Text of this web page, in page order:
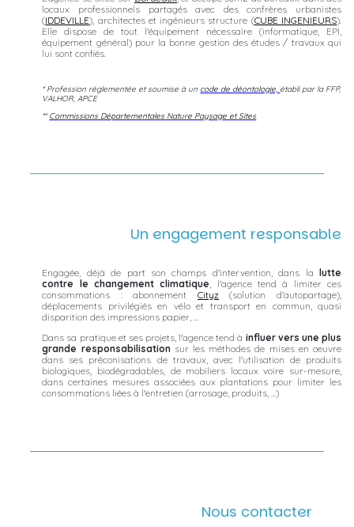
locaux professionnels partagés avec des confrères urbanistes
(IDDEVILLE), architectes et ingénieurs structure (CUBE INGENIEURS).
Elle dispose de tout l'équipement nécessaire (informatique, EPI,
équipement général) pour la bonne gestion des études / travaux qui
lui sont confiés.
* Profession réglementée et soumise à un code de déontologie, établi par la FFP,
VALHOR, APCE
**Commissions Départementales Nature Paysage et Sites
Un engagement responsable
Engagée, déjà de part son champs d'intervention, dans la lutte
contre le changement climatique, l'agence tend à limiter ces
consommations : abonnement Cityz (solution d'autopartage),
déplacements privilégiés en vélo et transport en commun, quasi
disparition des impressions papier, ...
Dans sa pratique et ses projets, l'agence tend à influer vers une plus
grande responsabilisationsur les méthodes de mises en oeuvre
dans ses préconisations de travaux, avec l'utilisation de produits
biologiques, biodégradables, de mobiliers locaux voire sur-mesure,
dans certaines mesures associées aux plantations pour limiter les
consommations liées à l'entretien (arrosage, produits, ...)
Nous contacter